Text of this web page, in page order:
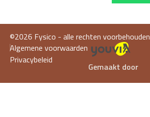
©2026 Fysico - alle rechten voorbehouden
Algemene voorwaarden
Privacybeleid
Gemaakt door